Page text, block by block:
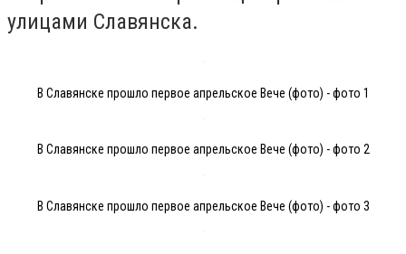
улицами Славянска.
В Славянске прошло первое апрельское Вече (фото) - фото 1
В Славянске прошло первое апрельское Вече (фото) - фото 2
В Славянске прошло первое апрельское Вече (фото) - фото 3